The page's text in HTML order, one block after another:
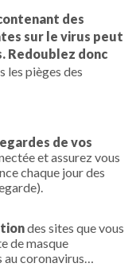
des
sur le virus peut
Redoublez donc
les pièges des
de vos
et assurez vous
chaque jour des
des sites que vous
de masque
coronavirus…